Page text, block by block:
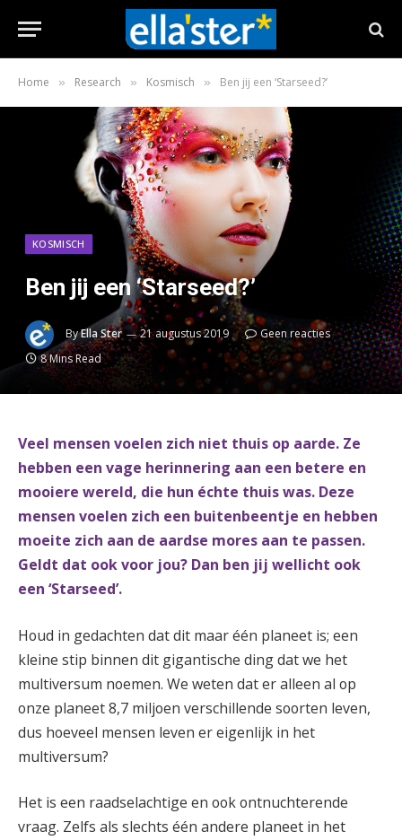
Home » Research » Kosmisch » Ben jij een ‘Starseed?’
KOSMISCH
Ben jij een ‘Starseed?’
ByElla Ster 21 augustus 2019
Geen reacties
8 Mins Read
Veel mensen voelen zich niet thuis op aarde. Ze
hebben een vage herinnering aan een betere en
mooiere wereld, die hun échte thuis was. Deze
mensen voelen zich een buitenbeentje en hebben
moeite zich aan de aardse mores aan te passen.
Geldt dat ook voor jou? Dan ben jij wellicht ook
een ‘Starseed’.
Houd in gedachten dat dit maar één planeet is; een
kleine stip binnen dit gigantische ding dat we het
multiversum noemen. We weten dat er alleen al op
onze planeet 8,7 miljoen verschillende soorten leven,
dus hoeveel mensen leven er eigenlijk in het
multiversum?
Het is een raadselachtige en ook ontnuchterende
vraag. Zelfs als slechts één andere planeet in het